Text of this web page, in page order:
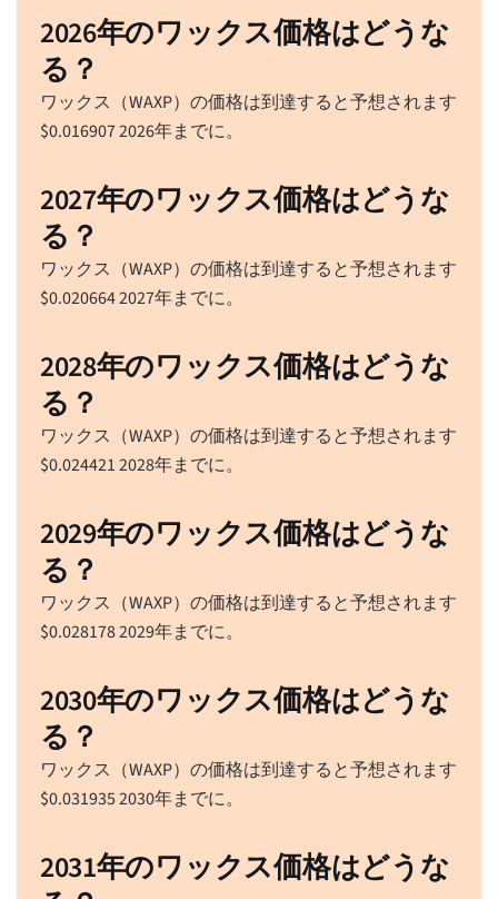
2026年のワックス価格はどうな
る？
ワックス（WAXP）の価格は到達すると予想されます
$0.0169072026年までに。
2027年のワックス価格はどうな
る？
ワックス（WAXP）の価格は到達すると予想されます
$0.0206642027年までに。
2028年のワックス価格はどうな
る？
ワックス（WAXP）の価格は到達すると予想されます
$0.0244212028年までに。
2029年のワックス価格はどうな
る？
ワックス（WAXP）の価格は到達すると予想されます
$0.0281782029年までに。
2030年のワックス価格はどうな
る？
ワックス（WAXP）の価格は到達すると予想されます
$0.0319352030年までに。
2031年のワックス価格はどうな